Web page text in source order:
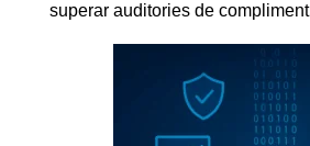
superar auditories de